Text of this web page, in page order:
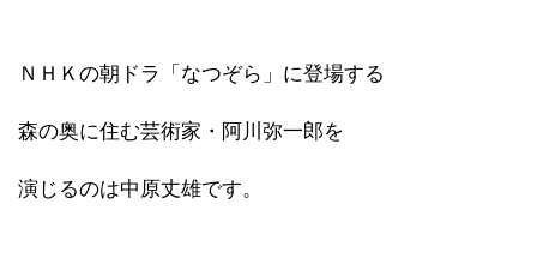
ＮＨＫの朝ドラ「なつぞら」に登場する
森の奥に住む芸術家・阿川弥一郎を
演じるのは中原丈雄です。